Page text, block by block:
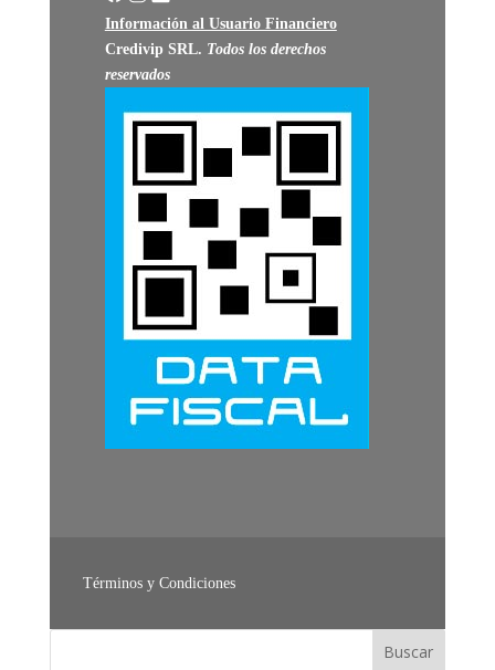
Información al Usuario Financiero
Credivip SRL. Todos los derechos
reservados
Términos y Condiciones